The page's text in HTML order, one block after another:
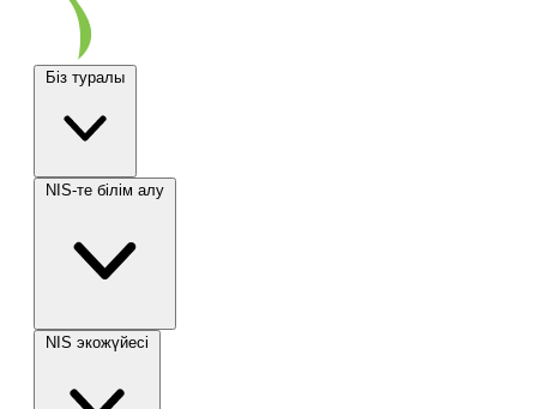
Біз туралы
NIS-те білім алу
NIS экожүйесі